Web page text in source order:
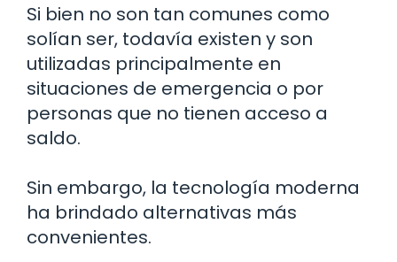
Si bien no son tan comunes como
solían ser, todavía existen y son
utilizadas principalmente en
situaciones de emergencia o por
personas que no tienen acceso a
saldo.
Sin embargo, la tecnología moderna
ha brindado alternativas más
convenientes.